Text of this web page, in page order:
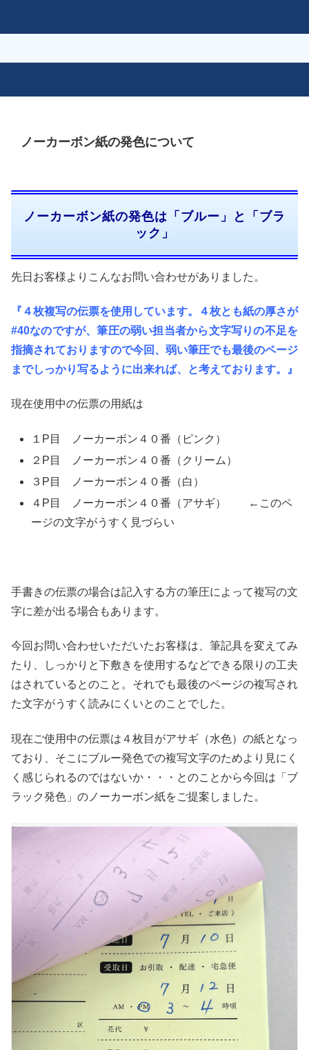
ノーカーボン紙の発色について
ノーカーボン紙の発色は「ブルー」と「ブラ
ック」
先日お客様よりこんなお問い合わせがありました。
『４枚複写の伝票を使用しています。４枚とも紙の厚さが
#40なのですが、筆圧の弱い担当者から文字写りの不足を
指摘されておりますので今回、弱い筆圧でも最後のページ
までしっかり写るように出来れば、と考えております。』
現在使用中の伝票の用紙は
１P目 ノーカーボン４０番（ピンク）
２P目 ノーカーボン４０番（クリーム）
３P目 ノーカーボン４０番（白）
４P目 ノーカーボン４０番（アサギ） ←このペ
ージの文字がうすく見づらい
手書きの伝票の場合は記入する方の筆圧によって複写の文
字に差が出る場合もあります。
今回お問い合わせいただいたお客様は、筆記具を変えてみ
たり、しっかりと下敷きを使用するなどできる限りの工夫
はされているとのこと。それでも最後のページの複写され
た文字がうすく読みにくいとのことでした。
現在ご使用中の伝票は４枚目がアサギ（水色）の紙となっ
ており、そこにブルー発色での複写文字のためより見にく
く感じられるのではないか・・・とのことから今回は「ブ
ラック発色」のノーカーボン紙をご提案しました。